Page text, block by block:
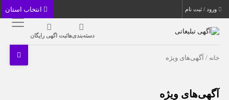
ورود / ثبت نام
دسته‌بندی‌هاثبت اگهی رایگان
خانه / آگهی‌های ویژه
آگهی‌های ویژه